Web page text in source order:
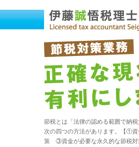
節税とは「法律の認める範囲で納
次の四つの方法があります。【①
策 ③資金が必要な永久的な節税